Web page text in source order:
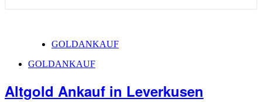
GOLDANKAUF
GOLDANKAUF
Altgold Ankauf in Leverkusen